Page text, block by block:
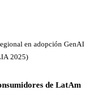
en adopción GenAI
2025)
de LatAm